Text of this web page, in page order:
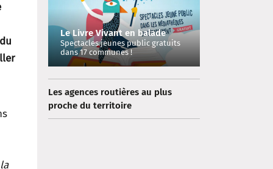
Le Livre Vivant en balade
Spectacles jeunes public gratuits
dans 17 communes !
Les agences routières au plus
proche du territoire